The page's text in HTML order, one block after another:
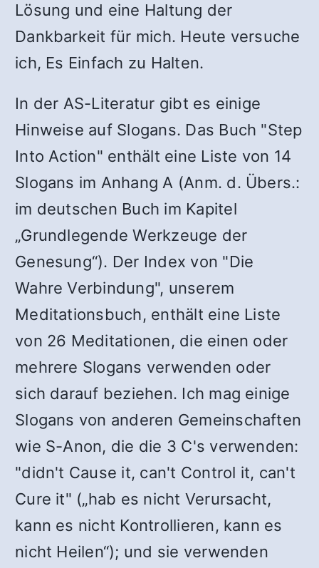
Lösung und eine Haltung der
Dankbarkeit für mich. Heute versuche
ich, Es Einfach zu Halten.
In der AS-Literatur gibt es einige
Hinweise auf Slogans. Das Buch "Step
Into Action" enthält eine Liste von 14
Slogans im Anhang A (Anm. d. Übers.:
im deutschen Buch im Kapitel
„Grundlegende Werkzeuge der
Genesung“). Der Index von "Die
Wahre Verbindung", unserem
Meditationsbuch, enthält eine Liste
von 26 Meditationen, die einen oder
mehrere Slogans verwenden oder
sich darauf beziehen. Ich mag einige
Slogans von anderen Gemeinschaften
wie S-Anon, die die 3 C's verwenden:
"didn't Cause it, can't Control it, can't
Cure it" („hab es nicht Verursacht,
kann es nicht Kontrollieren, kann es
nicht Heilen“); und sie verwenden